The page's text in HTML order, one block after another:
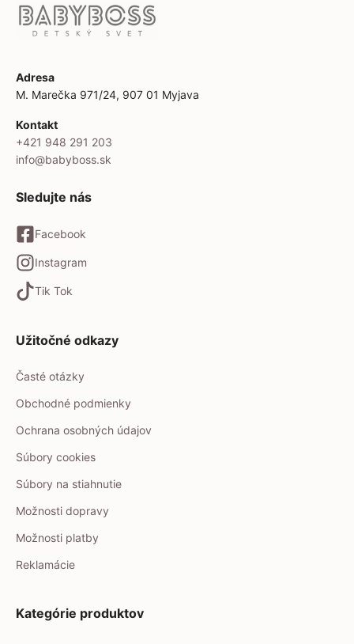
Adresa
M. Marečka 971/24, 907 01 Myjava
Kontakt
+421 948 291 203
info@babyboss.sk
Sledujte nás
Facebook
Instagram
Tik Tok
Užitočné odkazy
Časté otázky
Obchodné podmienky
Ochrana osobných údajov
Súbory cookies
Súbory na stiahnutie
Možnosti dopravy
Možnosti platby
Reklamácie
Kategórie produktov